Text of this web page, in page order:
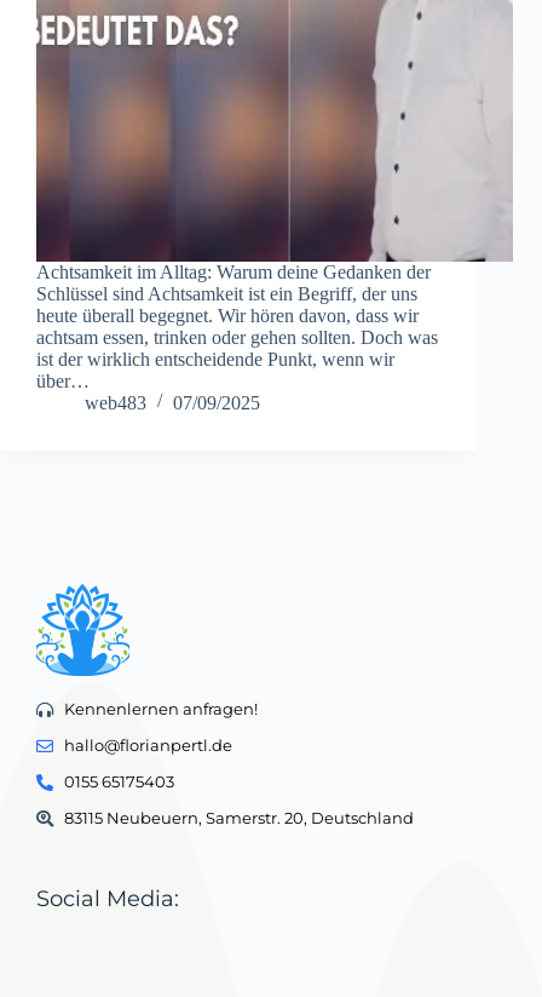
Achtsamkeit im Alltag: Warum deine Gedanken der
Schlüssel sind Achtsamkeit ist ein Begriff, der uns
heute überall begegnet. Wir hören davon, dass wir
achtsam essen, trinken oder gehen sollten. Doch was
ist der wirklich entscheidende Punkt, wenn wir
über…
web483
07/09/2025
Kennenlernen anfragen!
hallo@florianpertl.de
0155 65175403
83115 Neubeuern, Samerstr. 20, Deutschland
Social Media: